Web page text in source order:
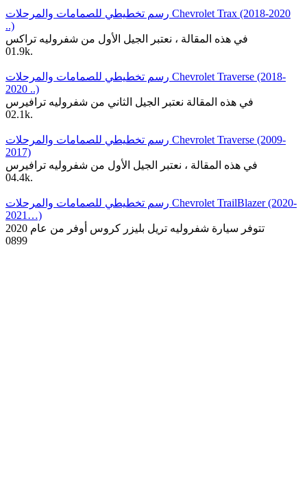
رسم تخطيطي للصمامات والمرحلات Chevrolet Trax (2018-2020
..)
في هذه المقالة ، نعتبر الجيل الأول من شفروليه تراكس
01.9k.
رسم تخطيطي للصمامات والمرحلات Chevrolet Traverse (2018-
2020 ..)
في هذه المقالة نعتبر الجيل الثاني من شفروليه ترافيرس
02.1k.
رسم تخطيطي للصمامات والمرحلات Chevrolet Traverse (2009-
2017)
في هذه المقالة ، نعتبر الجيل الأول من شفروليه ترافيرس
04.4k.
رسم تخطيطي للصمامات والمرحلات Chevrolet TrailBlazer (2020-
2021…)
تتوفر سيارة شفروليه تريل بليزر كروس أوفر من عام 2020
0899